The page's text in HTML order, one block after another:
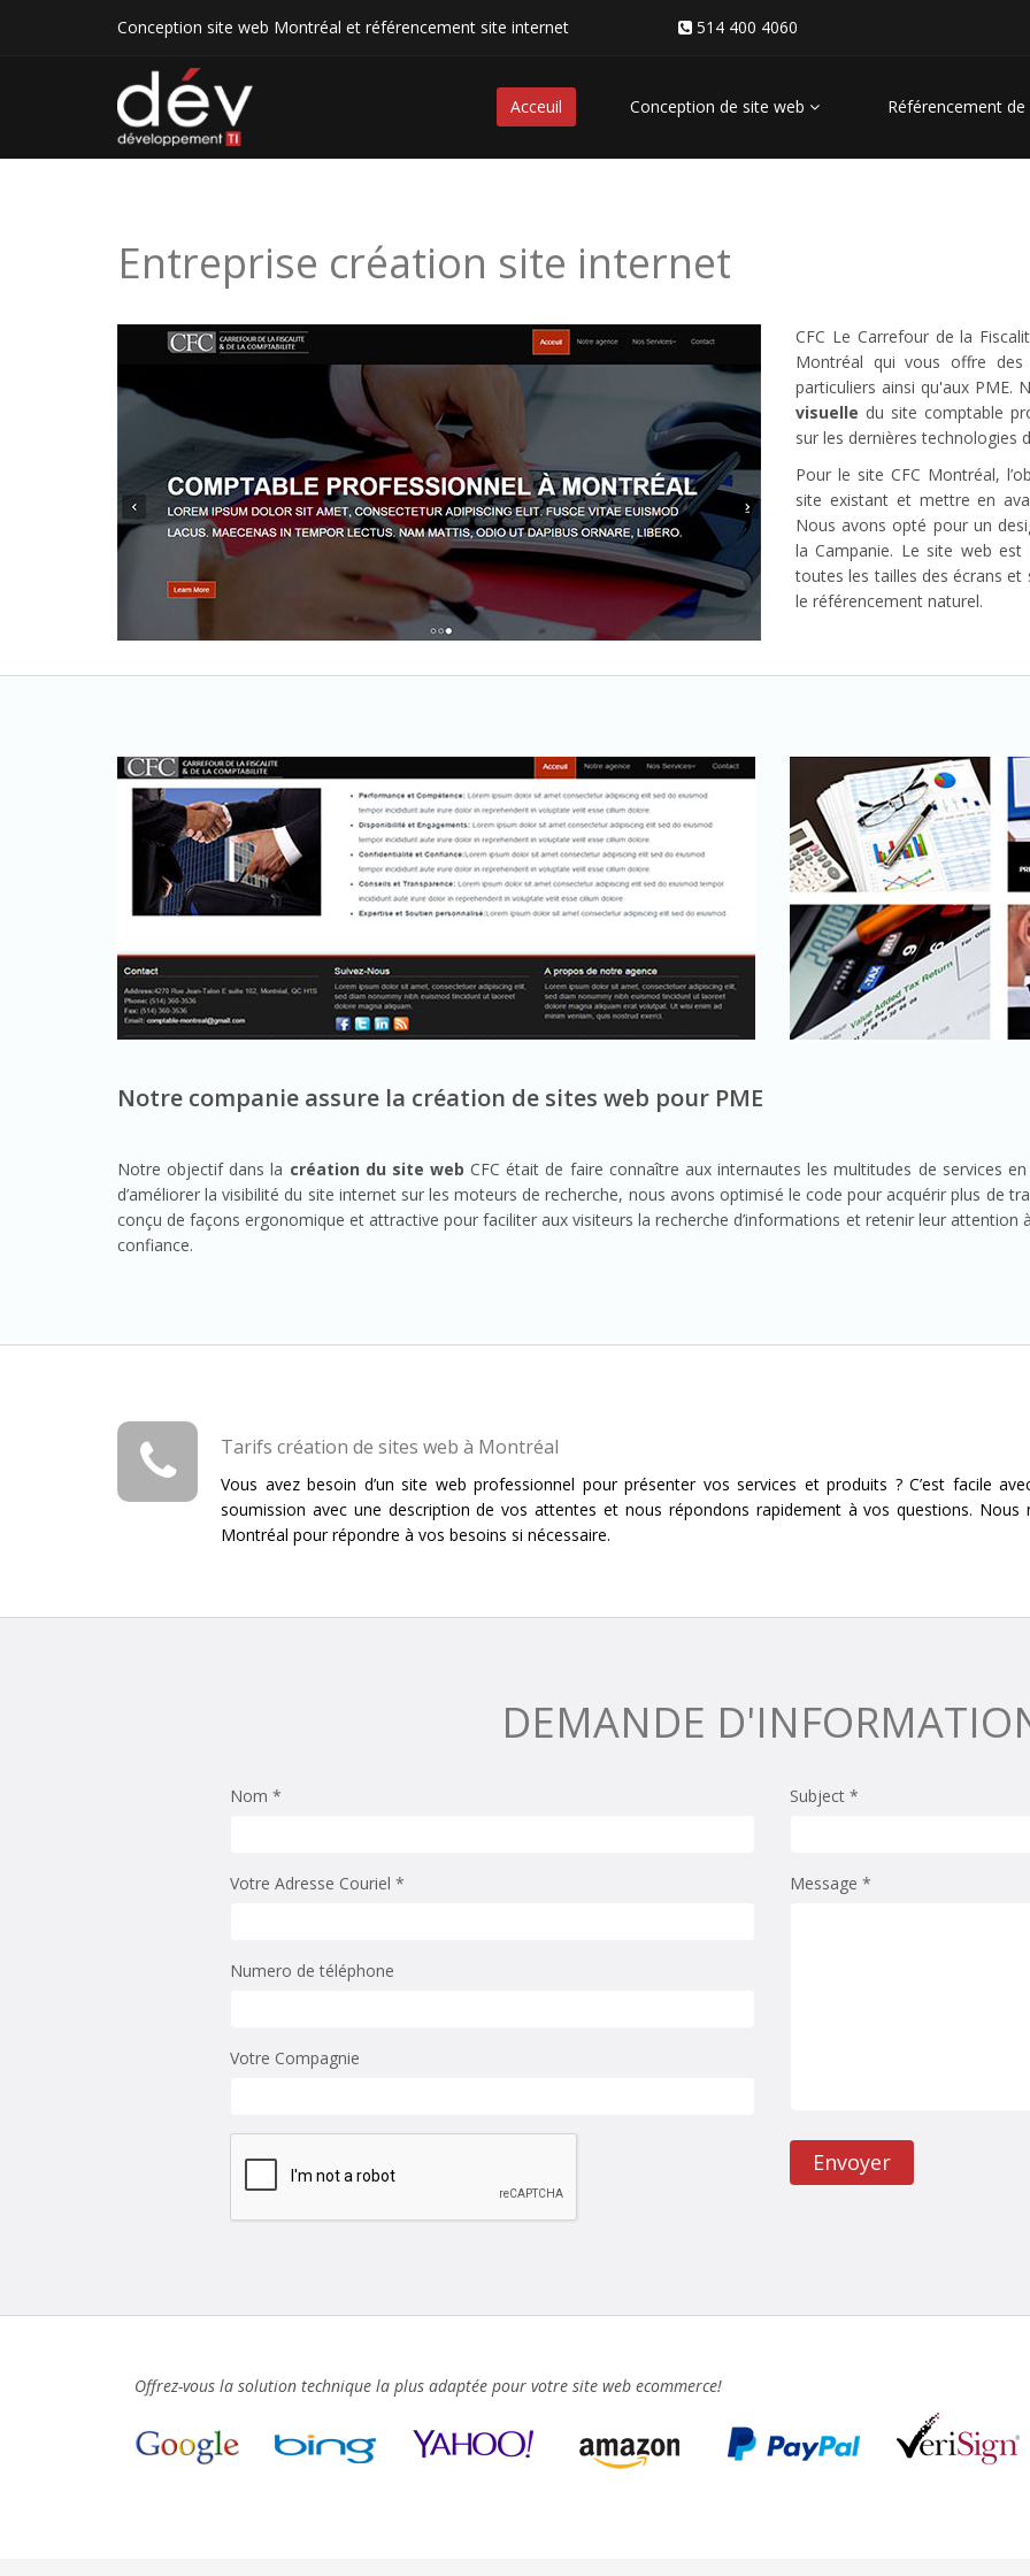
Conception site web Montréal et référencement site internet 514 400 4060
Acceuil Conception de site web Référencement
Entreprise création site internet
CFC Le Carrefour de la
Montréal qui vous offre
particuliers ainsi qu'aux PME.
visuelle du site comptable
sur les dernières technologies
Pour le site CFC Montréal,
site existant et mettre en
Nous avons opté pour un
la Campanie. Le site web
toutes les tailles des écrans
le référencement naturel.
Notre companie assure la création de sites web pour PME
Notre objectif dans la création du site web CFC était de faire connaître aux internautes les multitudes de services
d’améliorer la visibilité du site internet sur les moteurs de recherche, nous avons optimisé le code pour acquérir plus de
conçu de façons ergonomique et attractive pour faciliter aux visiteurs la recherche d’informations et retenir leur
confiance.
Tarifs création de sites web à Montréal
Vous avez besoin d’un site web professionnel pour présenter vos services et produits ? C’est facile
soumission avec une description de vos attentes et nous répondons rapidement à vos questions.
Montréal pour répondre à vos besoins si nécessaire.
DEMANDE
Nom *
Votre Adresse Couriel *
Numero de téléphone
Votre Compagnie
Subject *
Message *
Envoyer
Offrez-vous la solution technique la plus adaptée pour votre site web ecommerce!